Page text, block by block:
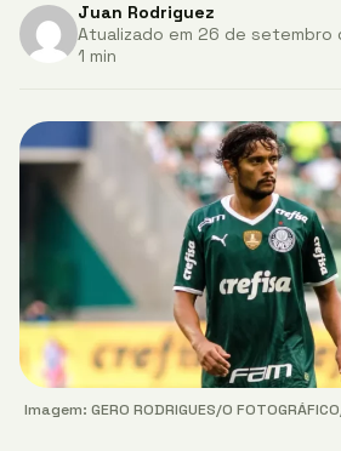
Juan Rodriguez
Atualizado em 26 de setembro
1 min
Imagem: GERO RODRIGUES/O